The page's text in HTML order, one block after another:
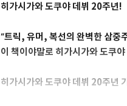
히가시가와 도쿠야 데뷔 20주년!
“트릭, 유머, 복선의 완벽한 삼중
이 책이야말로 히가시가와 도쿠
히가시가와 도쿠야 데뷔 20주년